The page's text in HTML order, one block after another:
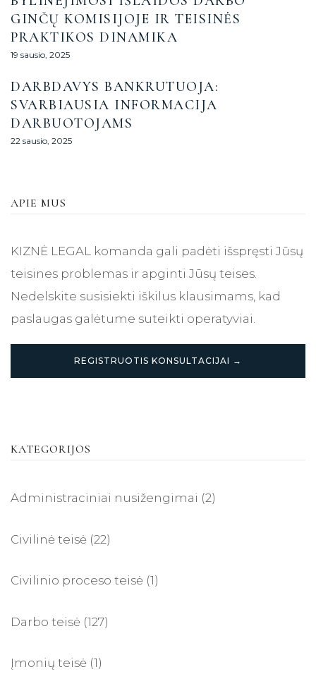
GINČŲ KOMISIJOJE IR TEISINĖS
PRAKTIKOS DINAMIKA
19 sausio, 2025
DARBDAVYS BANKRUTUOJA:
SVARBIAUSIA INFORMACIJA
DARBUOTOJAMS
22 sausio, 2025
APIE MUS
KIZNĖ LEGAL komanda gali padėti išspręsti Jūsų
teisines problemas ir apginti Jūsų teises.
Nedelskite susisiekti iškilus klausimams, kad
paslaugas galėtume suteikti operatyviai.
REGISTRUOTIS KONSULTACIJAI →
KATEGORIJOS
Administraciniai nusižengimai (2)
Civilinė teisė (22)
Civilinio proceso teisė (1)
Darbo teisė (127)
Įmonių teisė (1)